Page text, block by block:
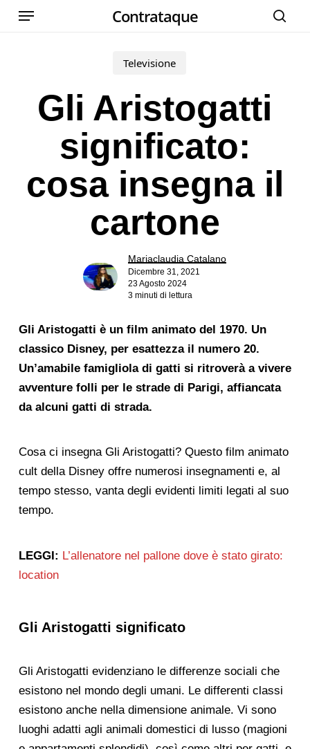
Skip
Contrataque
Menu
Televisione
Gli Aristogatti
significato:
cosa insegna il
cartone
Mariaclaudia Catalano
Dicembre 31, 2021
23 Agosto 2024
3 minuti di lettura
Gli Aristogatti è un film animato del 1970. Un
classico Disney, per esattezza il numero 20.
Un’amabile famigliola di gatti si ritroverà a vivere
avventure folli per le strade di Parigi, affiancata
da alcuni gatti di strada.
Cosa ci insegna Gli Aristogatti? Questo film animato
cult della Disney offre numerosi insegnamenti e, al
tempo stesso, vanta degli evidenti limiti legati al suo
tempo.
LEGGI: L’allenatore nel pallone dove è stato girato:
location
Gli Aristogatti significato
Gli Aristogatti evidenziano le differenze sociali che
esistono nel mondo degli umani. Le differenti classi
esistono anche nella dimensione animale. Vi sono
luoghi adatti agli animali domestici di lusso (magioni